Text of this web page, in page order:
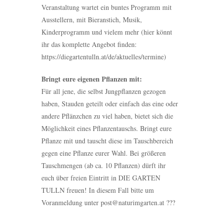
Veranstaltung wartet ein buntes Programm mit
Ausstellern, mit Bieranstich, Musik,
Kinderprogramm und vielem mehr (hier könnt
ihr das komplette Angebot finden:
https://diegartentulln.at/de/aktuelles/termine)
Bringt eure eigenen Pflanzen mit:
Für all jene, die selbst Jungpflanzen gezogen
haben, Stauden geteilt oder einfach das eine oder
andere Pflänzchen zu viel haben, bietet sich die
Möglichkeit eines Pflanzentauschs. Bringt eure
Pflanze mit und tauscht diese im Tauschbereich
gegen eine Pflanze eurer Wahl. Bei größeren
Tauschmengen (ab ca. 10 Pflanzen) dürft ihr
euch über freien Eintritt in DIE GARTEN
TULLN freuen! In diesem Fall bitte um
Voranmeldung unter post@naturimgarten.at ???